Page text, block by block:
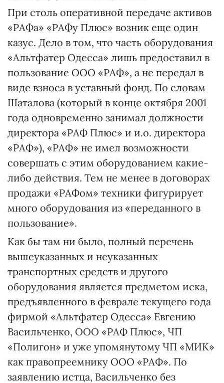
При столь оперативной передаче активов
«РАФа» «РАФу Плюс» возник еще один
казус. Дело в том, что часть оборудования
«Альтфатер Одесса» лишь предоставил в
пользование ООО «РАФ», а не передал в
виде взноса в уставный фонд. По словам
Шаталова (который в конце октября 2001
года одновременно занимал должности
директора «РАФ Плюс» и и.о. директора
«РАФ»), «РАФ» не имел возможности
совершать с этим оборудованием какие-
либо действия. Тем не менее в договорах
продажи «РАФом» техники фигурирует
много оборудования из «переданного в
пользование».
Как бы там ни было, полный перечень
вышеуказанных и неуказанных
транспортных средств и другого
оборудования является предметом иска,
предъявленного в феврале текущего года
фирмой «Альтфатер Одесса» Евгению
Васильченко, ООО «РАФ Плюс», ЧП
«Полигон» и уже упомянутому ЧП «МИК»
как правопреемнику ООО «РАФ». По
заявлению истца, Васильченко без